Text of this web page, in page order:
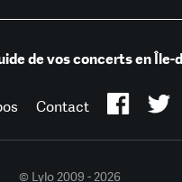
de vos concerts en Île-
Contact
© Lylo 2009 - 2026